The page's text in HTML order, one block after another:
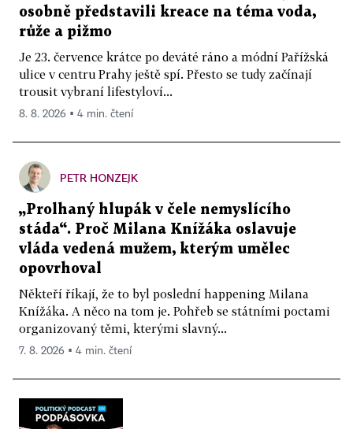
osobně představili kreace na téma voda,
růže a pižmo
Je 23. července krátce po deváté ráno a módní Pařížská
ulice v centru Prahy ještě spí. Přesto se tudy začínají
trousit vybraní lifestyloví...
8. 8. 2026 ▪ 4 min. čtení
PETR HONZEJK
„Prolhaný hlupák v čele nemyslícího
stáda“. Proč Milana Knížáka oslavuje
vláda vedená mužem, kterým umělec
opovrhoval
Někteří říkají, že to byl poslední happening Milana
Knížáka. A něco na tom je. Pohřeb se státními poctami
organizovaný těmi, kterými slavný...
7. 8. 2026 ▪ 4 min. čtení